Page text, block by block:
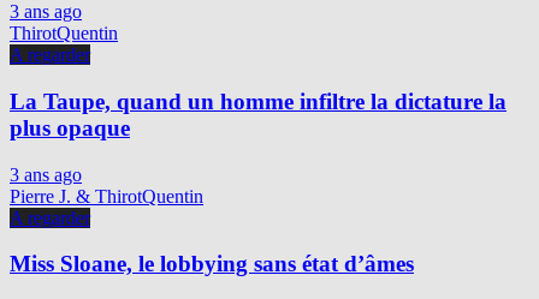
3 ans ago
ThirotQuentin
A regarder
La Taupe, quand un homme infiltre la dictature la
plus opaque
3 ans ago
Pierre J. & ThirotQuentin
A regarder
Miss Sloane, le lobbying sans état d’âmes